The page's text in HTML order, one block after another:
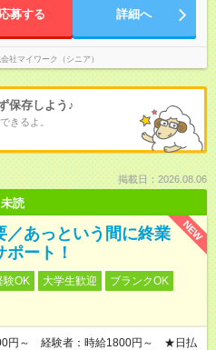
応募する 詳細へ
社マイワーク（シニア）
保存しよう♪
きるよ。
掲載日：2026.08.06
未読
NEW
／あっという間に終業
ート！
験OK 大学生歓迎
ブランクOK
円～ 経験者：時給1800円～ ★日払